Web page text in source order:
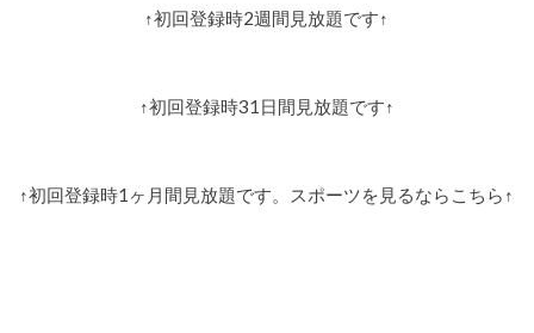
↑初回登録時2週間見放題です↑
↑初回登録時31日間見放題です↑
↑初回登録時1ヶ月間見放題です。スポーツを見るならこちら↑